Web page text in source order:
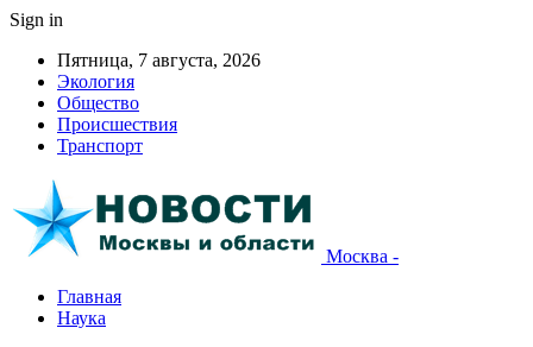
Sign in
Пятница, 7 августа, 2026
Экология
Общество
Происшествия
Транспорт
Москва -
Главная
Наука